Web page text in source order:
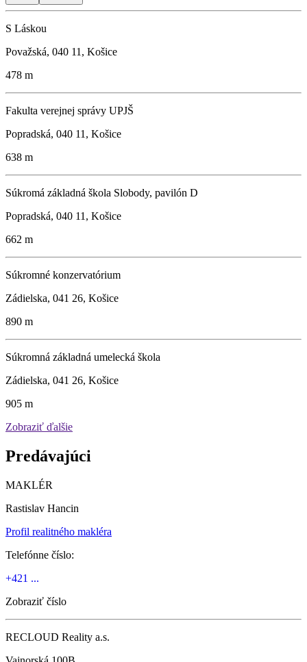
S Láskou
Považská, 040 11, Košice
478 m
Fakulta verejnej správy UPJŠ
Popradská, 040 11, Košice
638 m
Súkromá základná škola Slobody, pavilón D
Popradská, 040 11, Košice
662 m
Súkromné konzervatórium
Zádielska, 041 26, Košice
890 m
Súkromná základná umelecká škola
Zádielska, 041 26, Košice
905 m
Zobraziť ďalšie
Predávajúci
MAKLÉR
Rastislav Hancin
Profil realitného makléra
Telefónne číslo:
+421 ...
Zobraziť číslo
RECLOUD Reality a.s.